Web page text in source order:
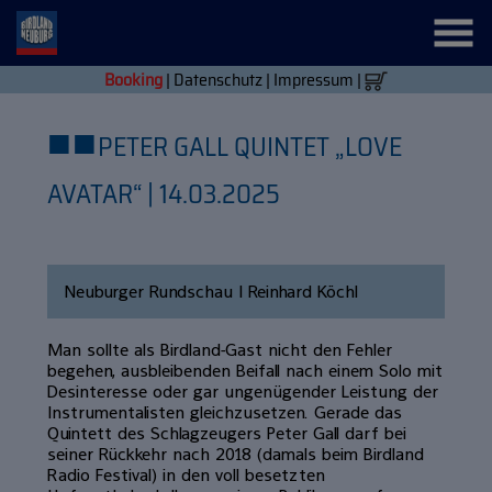
Booking| Datenschutz| Impressum |
■■PETER GALL QUINTET „LOVE
AVATAR“ | 14.03.2025
Neuburger Rundschau | Reinhard Köchl
Man sollte als Birdland-Gast nicht den Fehler
begehen, ausbleibenden Beifall nach einem Solo mit
Desinteresse oder gar ungenügender Leistung der
Instrumentalisten gleichzusetzen. Gerade das
Quintett des Schlagzeugers Peter Gall darf bei
seiner Rückkehr nach 2018 (damals beim Birdland
Radio Festival) in den voll besetzten